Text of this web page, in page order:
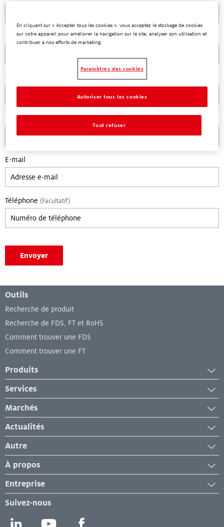
Marché
Pays / Localisation
E-mail
Téléphone (Facultatif)
Envoyer
Outils
Recherche de produit
Recherche de FDS, FT et RoHS
Comment trouver une FDS
Comment trouver une FT
Produits
Adhésifs
Nettoyants industriels
Revêtements industriels
Lubrifiants Industriels
Services
Services
Services d'équipement
Services de laboratoire et d'analyse
Marchés
Automobile et transports
Fabrication
Actualités
Événements et webinaires
Réussites
Livres blancs et documents techniques
Autre
Certificats des systèmes de management
À propos
Nos marques
Contactez-nous
FAQ
Développement durable
Entreprise
Carrières chez Henkel
Relations Presse
Suivez-nous
LinkedIn YouTube Facebook
En cliquant sur « Accepter tous les cookies », vous acceptez le stockage de cookies
sur votre appareil pour améliorer la navigation sur le site, analyser son utilisation et
contribuer à nos efforts de marketing.
Paramètres des cookies
Tout refuser
Autoriser tous les cookies